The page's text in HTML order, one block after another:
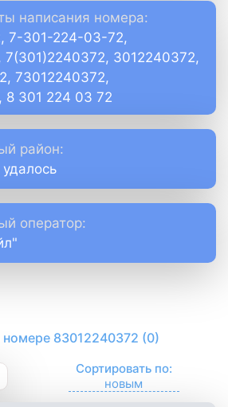
написания номера:
7-301-224-03-72,
7(301)2240372, 3012240372,
73012240372,
8 301 224 03 72
район:
оператор:
83012240372 (0)
Сортировать по: